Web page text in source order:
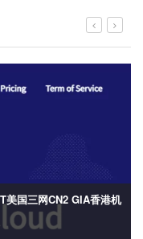
美国三网CN2 GIA香港机